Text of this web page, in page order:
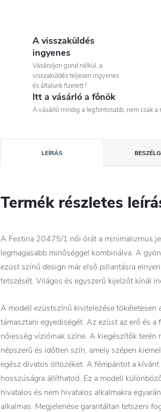
A visszaküldés
ingyenes
Vásároljon gond nélkül, a
visszaküldés teljesen ingyenes
és általunk fizetett !
Itt a vásárló a főnök
A vásárló mindig a legfontosabb, nem csak a
LEÍRÁS
Termék részletes
A Festina 20475/1 női órát a minimalizmus
legmagasabb minőséggel kombinálva. A
ezüst színű design már első pillantásra elnyeri
tetszését. Világos és egyszerű kijelzőt kínál
A modell ezüstszínű kivitelezése tökéletesen
támasztani egyediségét. Az ezüst az erő és a
nőiesség vízióinak színe. A kiegészítők terén
népszerű és időtlen szín, amely szépen
egész divatos öltözéket. A fémpántot a kívánt
hosszúságra állíthatod. Ez a modell
hivatalos és nem hivatalos alkalmakra
alkalmas. Megjelenése garantáltan tetszeni